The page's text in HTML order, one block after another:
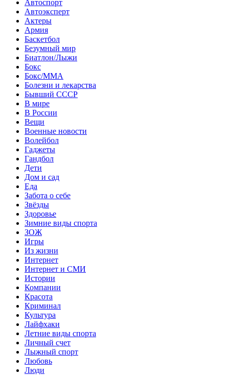
Автоспорт
Автоэксперт
Актеры
Армия
Баскетбол
Безумный мир
Биатлон/Лыжи
Бокс
Бокс/MMA
Болезни и лекарства
Бывший СССР
В мире
В России
Вещи
Военные новости
Волейбол
Гаджеты
Гандбол
Дети
Дом и сад
Еда
Забота о себе
Звёзды
Здоровье
Зимние виды спорта
ЗОЖ
Игры
Из жизни
Интернет
Интернет и СМИ
Истории
Компании
Красота
Криминал
Культура
Лайфхаки
Летние виды спорта
Личный счет
Лыжный спорт
Любовь
Люди